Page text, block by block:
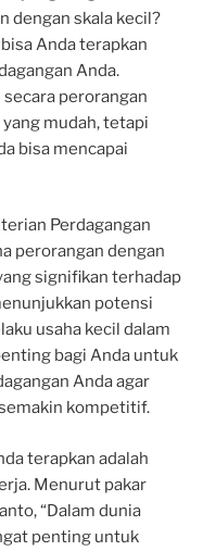
dengan skala kecil?
Anda terapkan
Anda.
perorangan
mudah, tetapi
bisa mencapai
Perdagangan
perorangan dengan
signifikan terhadap
potensi
usaha kecil dalam
bagi Anda untuk
Anda agar
kompetitif.
terapkan adalah
Menurut pakar
“Dalam dunia
penting untuk